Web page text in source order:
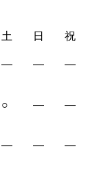
土 日
祝
— — —
○ — —
— — —